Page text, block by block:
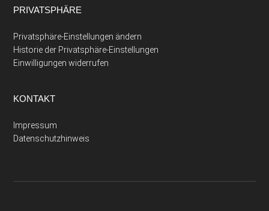
PRIVATSPHÄRE
Privatsphäre-Einstellungen ändern
Historie der Privatsphäre-Einstellungen
Einwilligungen widerrufen
KONTAKT
Impressum
Datenschutzhinweis